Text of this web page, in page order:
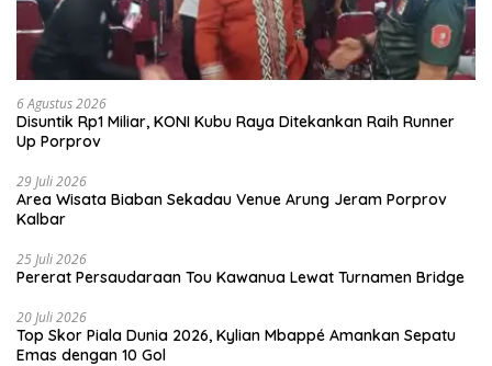
6 Agustus 2026
Disuntik Rp1 Miliar, KONI Kubu Raya Ditekankan Raih Runner
Up Porprov
29 Juli 2026
Area Wisata Biaban Sekadau Venue Arung Jeram Porprov
Kalbar
25 Juli 2026
Pererat Persaudaraan Tou Kawanua Lewat Turnamen Bridge
20 Juli 2026
Top Skor Piala Dunia 2026, Kylian Mbappé Amankan Sepatu
Emas dengan 10 Gol